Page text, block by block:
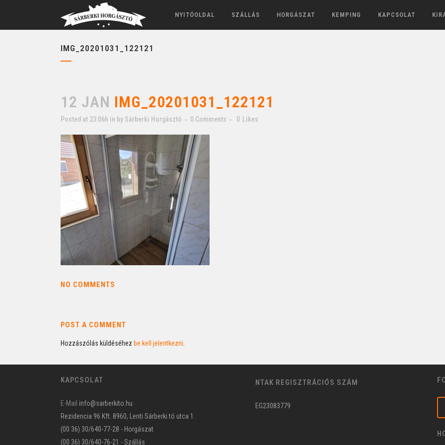
NYITÓOLDAL SZÁLLÁS HORGÁSZAT KEMPING KAPCSOLAT
IMG_20201031_122121
12 JAN IMG_20201031_122121
Posted at 23:06h in by Sárberki Horgásztó 0 Comments 0 Likes
NO COMMENTS
POST A COMMENT
Hozzászólás küldéséhez be kell jelentkezni
KAPCSOLAT
E-Mail info@sarberkito.hu
Rezidencia 96 Kft. 8960, Lenti Sárberki tó utca 1.
(00 36) 30/640-77-28 - Horgászat
(00 36) 30/640-76-21 - Szállás
NTAK REGISZTRÁCIÓS SZÁM
EG23083779